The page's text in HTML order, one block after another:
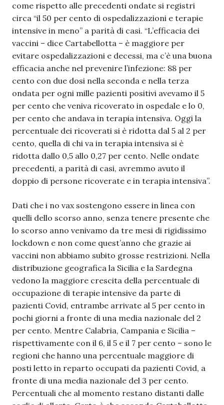
come rispetto alle precedenti ondate si registri
circa “il 50 per cento di ospedalizzazioni e terapie
intensive in meno” a parità di casi. “L’efficacia dei
vaccini – dice Cartabellotta – è maggiore per
evitare ospedalizzazioni e decessi, ma c’è una buona
efficacia anche nel prevenire l’infezione: 88 per
cento con due dosi nella seconda e nella terza
ondata per ogni mille pazienti positivi avevamo il 5
per cento che veniva ricoverato in ospedale e lo 0,
per cento che andava in terapia intensiva. Oggi la
percentuale dei ricoverati si è ridotta dal 5 al 2 per
cento, quella di chi va in terapia intensiva si è
ridotta dallo 0,5 allo 0,27 per cento. Nelle ondate
precedenti, a parità di casi, avremmo avuto il
doppio di persone ricoverate e in terapia intensiva”.
Dati che i no vax sostengono essere in linea con
quelli dello scorso anno, senza tenere presente che
lo scorso anno venivamo da tre mesi di rigidissimo
lockdown e non come quest’anno che grazie ai
vaccini non abbiamo subito grosse restrizioni. Nella
distribuzione geografica la Sicilia e la Sardegna
vedono la maggiore crescita della percentuale di
occupazione di terapie intensive da parte di
pazienti Covid, entrambe arrivate al 5 per cento in
pochi giorni a fronte di una media nazionale del 2
per cento. Mentre Calabria, Campania e Sicilia –
rispettivamente con il 6, il 5 e il 7 per cento – sono le
regioni che hanno una percentuale maggiore di
posti letto in reparto occupati da pazienti Covid, a
fronte di una media nazionale del 3 per cento.
Percentuali che al momento restano distanti dalle